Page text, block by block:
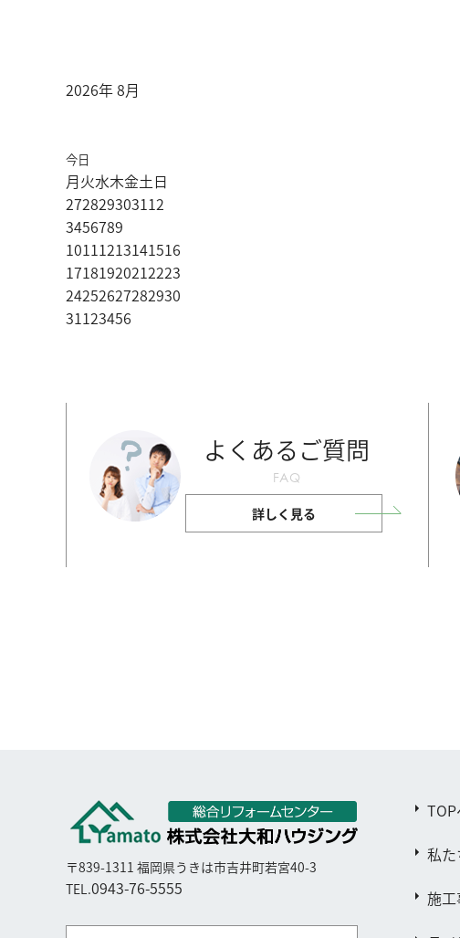
2026年 8月
今日
月火水木金土日
272829303112
3456789
10111213141516
17181920212223
24252627282930
31123456
よくあるご質問
FAQ
詳しく見る
〒839-1311 福岡県うきは市吉井町若宮40-3
TEL.0943-76-5555
TOP
私
施